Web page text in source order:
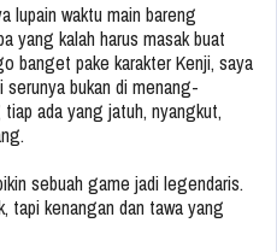
lupain waktu main bareng
yang kalah harus masak buat
banget pake karakter Kenji, saya
bukan di menang-
ada yang jatuh, nyangkut,
sebuah game jadi legendaris.
tapi kenangan dan tawa yang